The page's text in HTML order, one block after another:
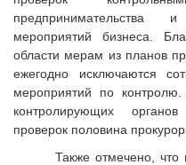
предпринимательства
мероприятий бизнеса.
области мерам из планов
ежегодно исключаются
мероприятий по
контролирующих
проверок половина
Также отмечено, что